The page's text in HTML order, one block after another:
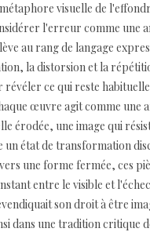
visuelle de
l'erreur comme une
au rang de langage
la distorsion et la
ce qui reste
œuvre agit comme une
érodée, une image qui
un état de transformation
une forme fermée, ces
entre le visible et
son droit à être
dans une tradition critique